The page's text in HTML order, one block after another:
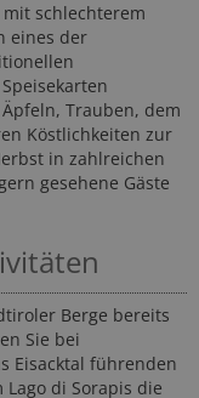
schlechterem
eines der
Trauben, dem
Köstlichkeiten zur
in zahlreichen
gesehene Gäste
Berge bereits
Sie bei
Eisacktal führenden
di Sorapis die